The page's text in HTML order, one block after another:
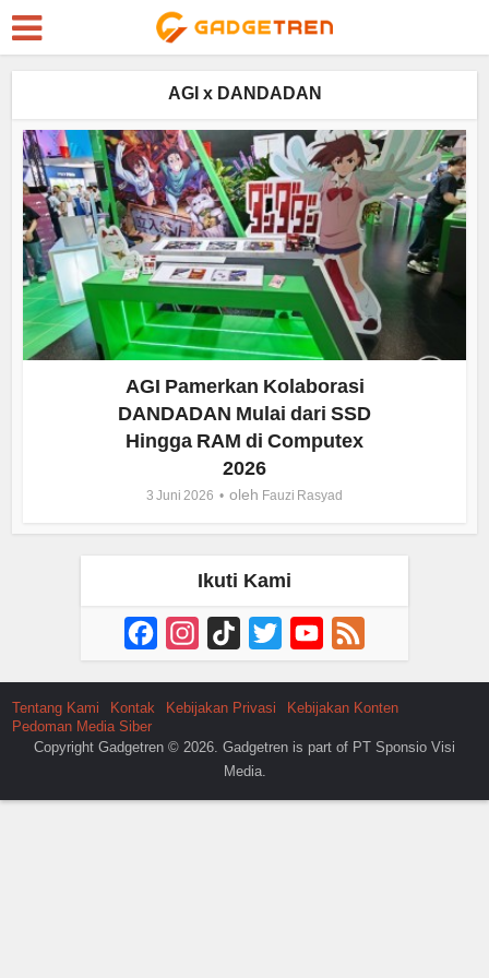
AGI x DANDADAN
AGI Pamerkan Kolaborasi
DANDADAN Mulai dari SSD
Hingga RAM di Computex
2026
3 Juni 2026 oleh Fauzi Rasyad
Ikuti Kami
FacebookInstagram
TikTok Twitter YouTube
Channel
Tentang Kami Kontak Kebijakan Privasi
Kebijakan Konten
Pedoman Media Siber
Copyright Gadgetren © 2026. Gadgetren is part of PT Sponsio Visi
Media.